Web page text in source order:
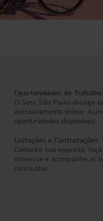
Oportunidades de Trabalho
O Sesc São Paulo divulga
exclusivamente online.
oportunidades disponíveis.
Licitações e Contratações
Cadastre sua empresa,
interesse e acompanhe as
concluídas.